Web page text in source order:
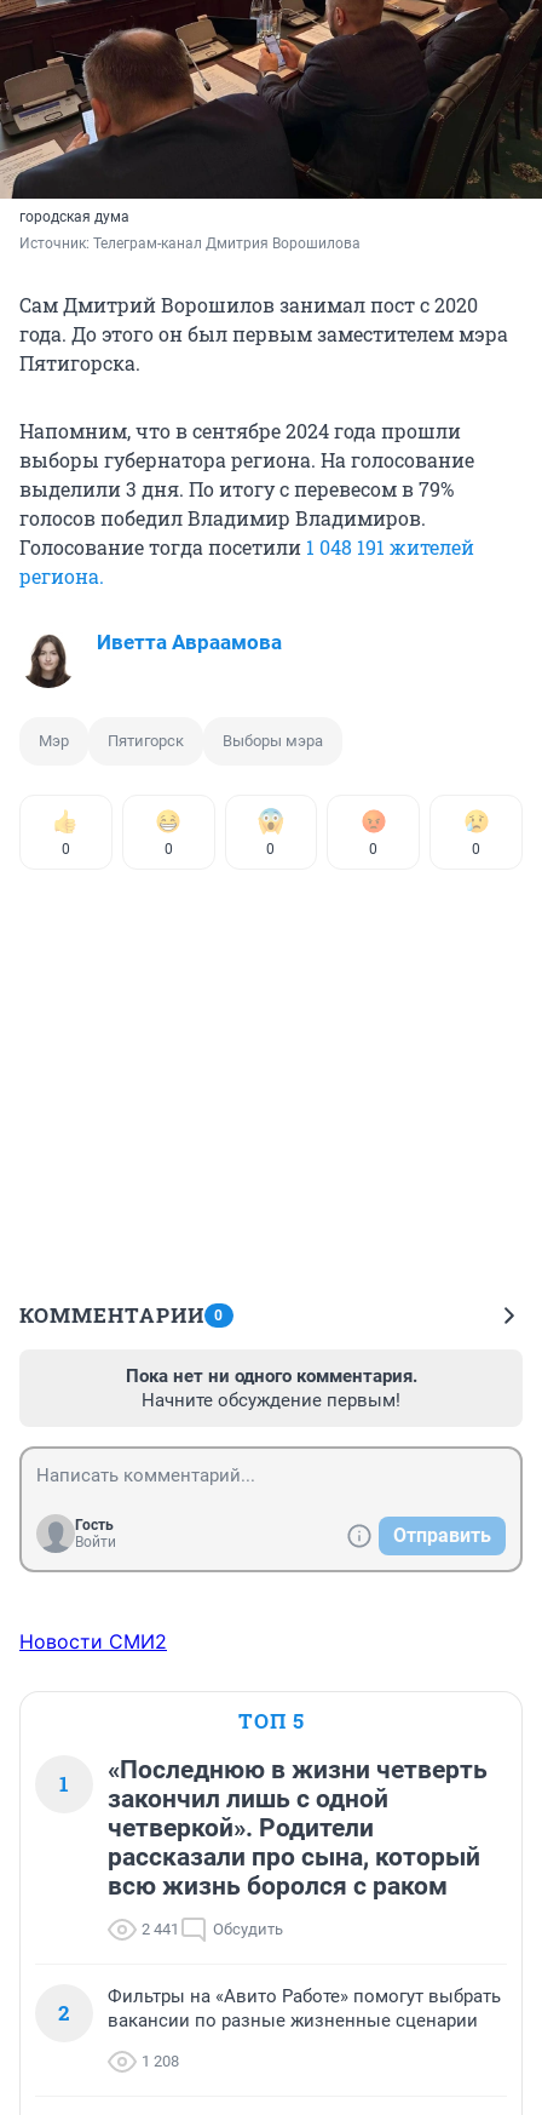
городская дума
Источник: Телеграм-канал Дмитрия Ворошилова
Сам Дмитрий Ворошилов занимал пост с 2020
года. До этого он был первым заместителем мэра
Пятигорска.
Напомним, что в сентябре 2024 года прошли
выборы губернатора региона. На голосование
выделили 3 дня. По итогу с перевесом в 79%
голосов победил Владимир Владимиров.
Голосование тогда посетили 1 048 191 жителей
региона.
Иветта Авраамова
Мэр Пятигорск Выборы мэра
0 0 0 0 0
КОММЕНТАРИИ 0
Пока нет ни одного комментария.
Начните обсуждение первым!
Гость
Войти
Отправить
Новости СМИ2
ТОП 5
1
«Последнюю в жизни четверть
закончил лишь с одной
четверкой». Родители
рассказали про сына, который
всю жизнь боролся с раком
2 441 Обсудить
2
Фильтры на «Авито Работе» помогут выбрать
вакансии по разные жизненные сценарии
1 208